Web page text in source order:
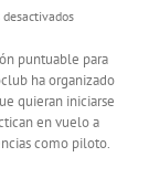
en
con
motor:
Mini
Rally
ANR
puntuable para
ha organizado
quieran iniciarse
en vuelo a
como piloto.